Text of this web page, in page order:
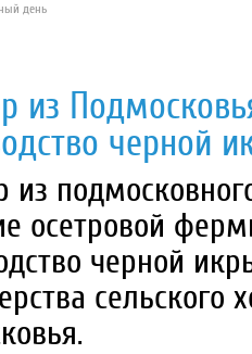
день
из
черной
осетровой
черной
сельского